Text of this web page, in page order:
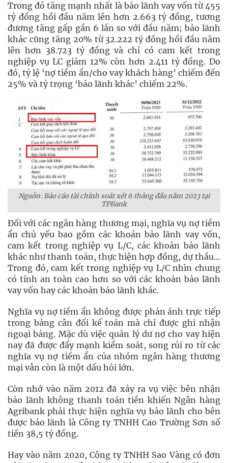
Trong đó tăng mạnh nhất là bảo lãnh vay vốn từ 455
tỷ đồng hồi đầu năm lên hơn 2.663 tỷ đồng, tương
đương tăng gấp gần 6 lần so với đầu năm; bảo lãnh
khác cũng tăng 20% từ 32.222 tỷ đồng hồi đầu năm
lên hơn 38.723 tỷ đồng và chỉ có cam kết trong
nghiệp vụ LC giảm 12% còn hơn 2.411 tỷ đồng. Do
đó, tỷ lệ ‘nợ tiềm ẩn/cho vay khách hàng’ chiếm đến
25% và tỷ trọng ‘bảo lãnh khác’ chiếm 22%.
Nguồn: Báo cáo tài chính soát xét 6 tháng đầu năm 2023 tại
TPBank
Đối với các ngân hàng thương mại, nghĩa vụ nợ tiềm
ẩn chủ yếu bao gồm các khoản bảo lãnh vay vốn,
cam kết trong nghiệp vụ L/C, các khoản bảo lãnh
khác như thanh toán, thực hiện hợp đồng, dự thầu…
Trong đó, cam kết trong nghiệp vụ L/C nhìn chung
có tính an toàn cao hơn so với các khoản bảo lãnh
vay vốn hay các khoản bảo lãnh khác.
Nghĩa vụ nợ tiềm ẩn không được phản ánh trực tiếp
trong bảng cân đối kế toán mà chỉ được ghi nhận
ngoại bảng. Mặc dù việc quản lý dư nợ cho vay hiện
nay đã được đẩy mạnh kiểm soát, song rủi ro từ các
nghĩa vụ nợ tiềm ẩn của nhóm ngân hàng thương
mại vẫn còn là một dấu hỏi lớn.
Còn nhớ vào năm 2012 đã xảy ra vụ việc bên nhận
bảo lãnh không thanh toán tiền khiến Ngân hàng
Agribank phải thực hiện nghĩa vụ bảo lãnh cho bên
được bảo lãnh là Công ty TNHH Cao Trường Sơn số
tiền 38,5 tỷ đồng.
Hay vào năm 2020, Công ty TNHH Sao Vàng có đơn